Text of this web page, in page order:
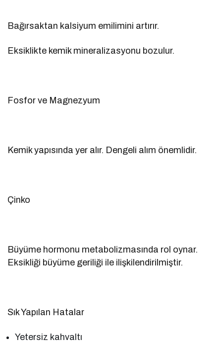
Bağırsaktan kalsiyum emilimini artırır.
Eksiklikte kemik mineralizasyonu bozulur.
Fosfor ve Magnezyum
Kemik yapısında yer alır. Dengeli alım önemlidir.
Çinko
Büyüme hormonu metabolizmasında rol oynar.
Eksikliği büyüme geriliği ile ilişkilendirilmiştir.
Sık Yapılan Hatalar
Yetersiz kahvaltı